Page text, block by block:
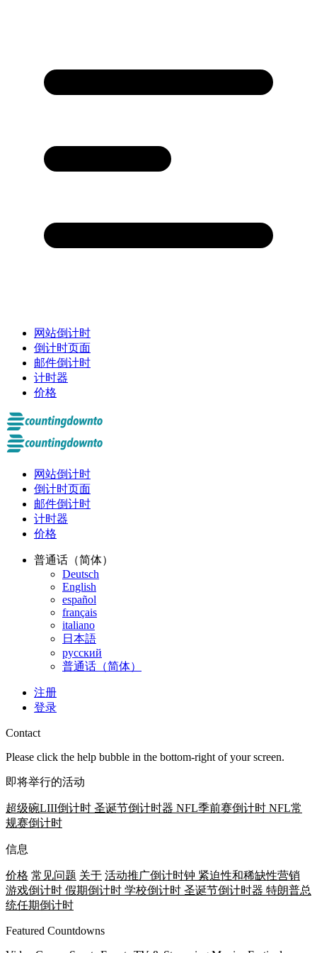
网站倒计时
倒计时页面
邮件倒计时
计时器
价格
网站倒计时
倒计时页面
邮件倒计时
计时器
价格
普通话（简体）
Deutsch
English
español
français
italiano
日本語
русский
普通话（简体）
注册
登录
Contact
Please click the help bubble in the bottom-right of your screen.
即将举行的活动
超级碗LIII倒计时 圣诞节倒计时器 NFL季前赛倒计时 NFL常
规赛倒计时
信息
价格 常见问题 关于 活动推广倒计时钟 紧迫性和稀缺性营销
游戏倒计时 假期倒计时 学校倒计时 圣诞节倒计时器 特朗普总
统任期倒计时
Featured Countdowns